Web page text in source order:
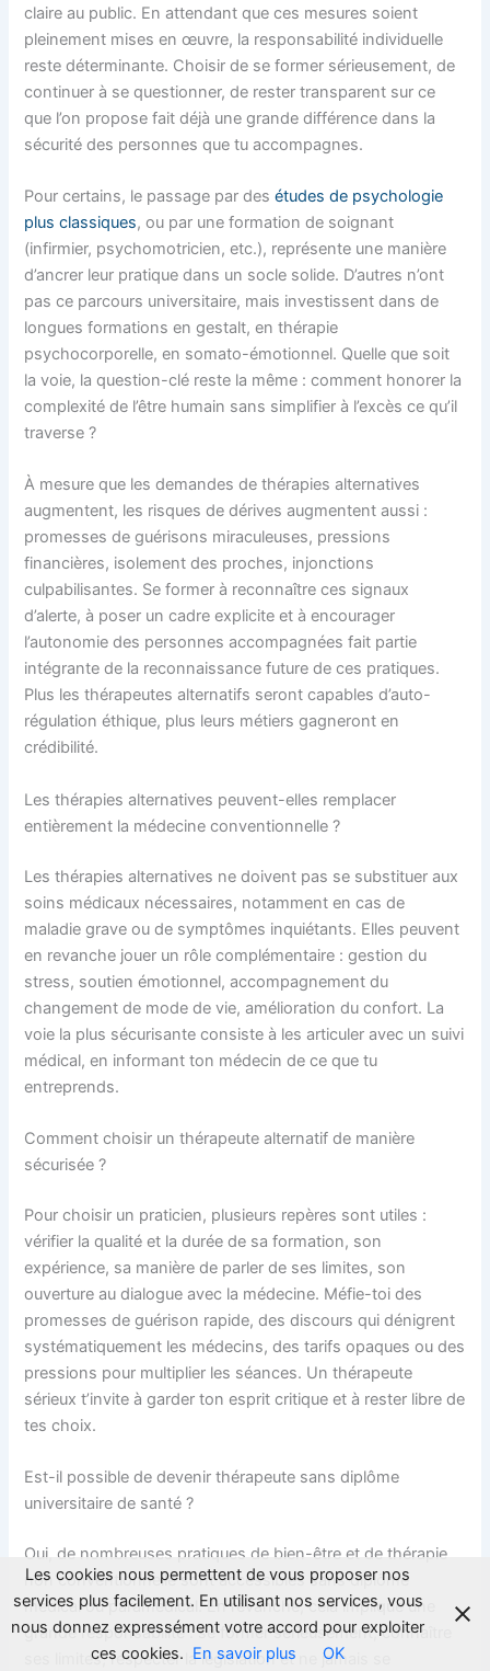
claire au public. En attendant que ces mesures soient
pleinement mises en œuvre, la responsabilité individuelle
reste déterminante. Choisir de se former sérieusement, de
continuer à se questionner, de rester transparent sur ce
que l’on propose fait déjà une grande différence dans la
sécurité des personnes que tu accompagnes.
Pour certains, le passage par desétudes de psychologie
plus classiques, ou par une formation de soignant
(infirmier, psychomotricien, etc.), représente une manière
d’ancrer leur pratique dans un socle solide. D’autres n’ont
pas ce parcours universitaire, mais investissent dans de
longues formations en gestalt, en thérapie
psychocorporelle, en somato-émotionnel. Quelle que soit
la voie, la question-clé reste la même : comment honorer la
complexité de l’être humain sans simplifier à l’excès ce qu’il
traverse ?
À mesure que les demandes de thérapies alternatives
augmentent, les risques de dérives augmentent aussi :
promesses de guérisons miraculeuses, pressions
financières, isolement des proches, injonctions
culpabilisantes. Se former à reconnaître ces signaux
d’alerte, à poser un cadre explicite et à encourager
l’autonomie des personnes accompagnées fait partie
intégrante de la reconnaissance future de ces pratiques.
Plus les thérapeutes alternatifs seront capables d’auto-
régulation éthique, plus leurs métiers gagneront en
crédibilité.
Les thérapies alternatives peuvent-elles remplacer
entièrement la médecine conventionnelle ?
Les thérapies alternatives ne doivent pas se substituer aux
soins médicaux nécessaires, notamment en cas de
maladie grave ou de symptômes inquiétants. Elles peuvent
en revanche jouer un rôle complémentaire : gestion du
stress, soutien émotionnel, accompagnement du
changement de mode de vie, amélioration du confort. La
voie la plus sécurisante consiste à les articuler avec un suivi
médical, en informant ton médecin de ce que tu
entreprends.
Comment choisir un thérapeute alternatif de manière
sécurisée ?
Pour choisir un praticien, plusieurs repères sont utiles :
vérifier la qualité et la durée de sa formation, son
expérience, sa manière de parler de ses limites, son
ouverture au dialogue avec la médecine. Méfie-toi des
promesses de guérison rapide, des discours qui dénigrent
systématiquement les médecins, des tarifs opaques ou des
pressions pour multiplier les séances. Un thérapeute
sérieux t’invite à garder ton esprit critique et à rester libre de
tes choix.
Est-il possible de devenir thérapeute sans diplôme
universitaire de santé ?
Oui, de nombreuses pratiques de bien-être et de thérapie
non conventionnelle sont accessibles sans diplôme
médical ou paramédical. En revanche, cela implique une
grande responsabilité : se former sérieusement, connaître
ses limites, respecter la législation et ne jamais se
Les cookies nous permettent de vous proposer nos
services plus facilement. En utilisant nos services, vous
nous donnez expressément votre accord pour exploiter
ces cookies. En savoir plus OK